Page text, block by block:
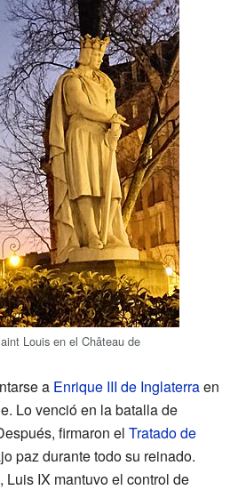
Louis en el Château de
a Enrique III de Inglaterraen
Lo venció en la batalla de
firmaron el Tratado de
paz durante todo su reinado.
Luis IX mantuvo el control de